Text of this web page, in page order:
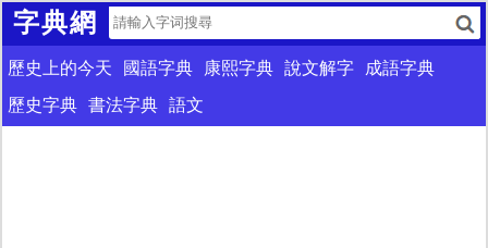
字典網
歷史上的今天 國語字典 康熙字典 說文解字
成語字典
歷史字典 書法字典 語文